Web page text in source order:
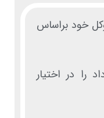
خود براساس
را در اختیار